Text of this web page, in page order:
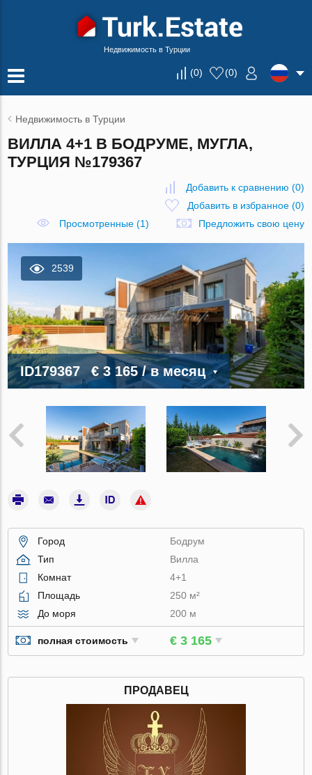
Недвижимость в Турции
(0) (0)
Недвижимость в Турции
ВИЛЛА 4+1 В БОДРУМЕ, МУГЛА,
ТУРЦИЯ №179367
Добавить к сравнению (0)
Добавить в избранное(0)
Просмотренные (1)
Предложить свою цену
2539
ID179367 € 3 165/ в месяц
Город
Бодрум
Тип
Вилла
Комнат
4+1
Площадь
250 м²
До моря
200 м
полная стоимость € 3 165
ПРОДАВЕЦ